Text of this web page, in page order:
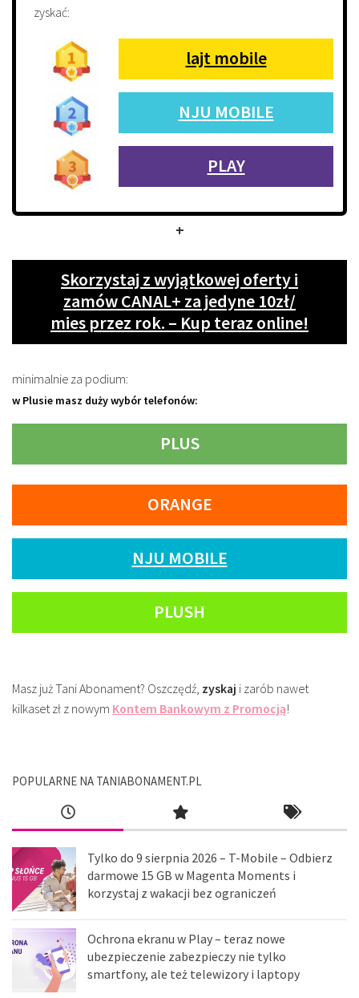
zyskać:
lajt mobile
NJU MOBILE
PLAY
+
Skorzystaj z wyjątkowej oferty i
zamów CANAL+ za jedyne 10zł/
mies przez rok. – Kup teraz online!
minimalnie za podium:
w Plusie masz duży wybór telefonów:
PLUS
ORANGE
NJU MOBILE
PLUSH
Masz już Tani Abonament? Oszczędź, zyskaj i zarób nawet
kilkaset zł z nowym Kontem Bankowym z Promocją!
POPULARNE NA TANIABONAMENT.PL
Tylko do 9 sierpnia 2026 – T-Mobile – Odbierz
darmowe 15 GB w Magenta Moments i
korzystaj z wakacji bez ograniczeń
Ochrona ekranu w Play – teraz nowe
ubezpieczenie zabezpieczy nie tylko
smartfony, ale też telewizory i laptopy